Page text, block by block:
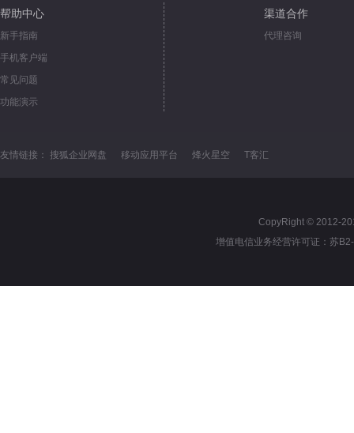
帮助中心
新手指南
手机客户端
常见问题
功能演示
渠道合作
代理咨询
友情链接： 搜狐企业网盘 移动应用平台 烽火星空 T客汇
CopyRight © 2012-
增值电信业务经营许可证： 苏